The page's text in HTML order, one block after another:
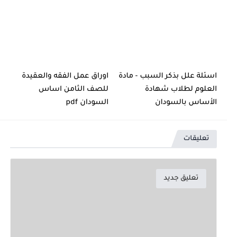
اسئلة علل بذكر السبب - مادة
العلوم لطلاب شهادة
الأساس بالسودان
اوراق عمل الفقه والعقيدة
للصف الثامن اساس
السودان pdf
تعليقات
تعليق جديد